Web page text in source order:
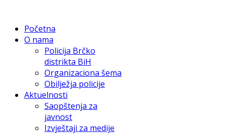
Početna
O nama
Policija Brčko
distrikta BiH
Organizaciona šema
Obilježja policije
Aktuelnosti
Saopštenja za
javnost
Izvještaji za medije